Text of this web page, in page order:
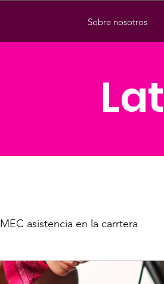
Sobre nosotros
MEC asistencia en la carrtera